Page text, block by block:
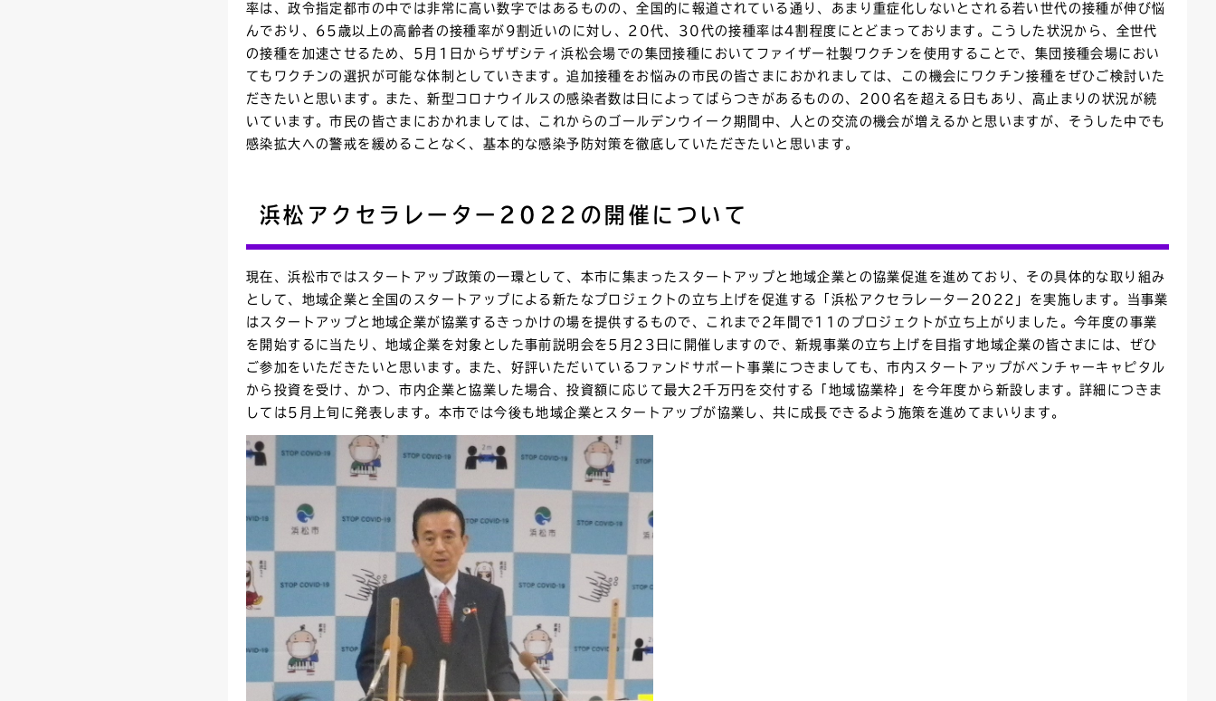
率は、政令指定都市の中では非常に高い数字ではあるものの、全国的に報道されている通り、あまり重症化しないとされる若い世代の接種が伸び悩
んでおり、65歳以上の高齢者の接種率が9割近いのに対し、20代、30代の接種率は4割程度にとどまっております。こうした状況から、全世代
の接種を加速させるため、5月1日からザザシティ浜松会場での集団接種においてファイザー社製ワクチンを使用することで、集団接種会場におい
てもワクチンの選択が可能な体制としていきます。追加接種をお悩みの市民の皆さまにおかれましては、この機会にワクチン接種をぜひご検討いた
だきたいと思います。また、新型コロナウイルスの感染者数は日によってばらつきがあるものの、200名を超える日もあり、高止まりの状況が続
いています。市民の皆さまにおかれましては、これからのゴールデンウイーク期間中、人との交流の機会が増えるかと思いますが、そうした中でも
感染拡大への警戒を緩めることなく、基本的な感染予防対策を徹底していただきたいと思います。
浜松アクセラレーター2022の開催について
現在、浜松市ではスタートアップ政策の一環として、本市に集まったスタートアップと地域企業との協業促進を進めており、その具体的な取り組み
として、地域企業と全国のスタートアップによる新たなプロジェクトの立ち上げを促進する「浜松アクセラレーター2022」を実施します。当事業
はスタートアップと地域企業が協業するきっかけの場を提供するもので、これまで2年間で11のプロジェクトが立ち上がりました。今年度の事業
を開始するに当たり、地域企業を対象とした事前説明会を5月23日に開催しますので、新規事業の立ち上げを目指す地域企業の皆さまには、ぜひ
ご参加をいただきたいと思います。また、好評いただいているファンドサポート事業につきましても、市内スタートアップがベンチャーキャピタル
から投資を受け、かつ、市内企業と協業した場合、投資額に応じて最大2千万円を交付する「地域協業枠」を今年度から新設します。詳細につきま
しては5月上旬に発表します。本市では今後も地域企業とスタートアップが協業し、共に成長できるよう施策を進めてまいります。